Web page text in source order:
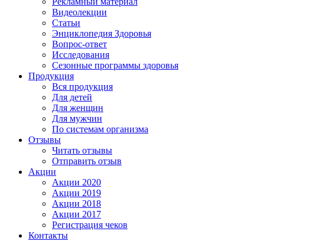
Видеолекции
Статьи
Энциклопедия Здоровья
Вопрос-ответ
Исследования
Сезонные программы здоровья
Продукция
Вся продукция
Для детей
Для женщин
Для мужчин
По системам организма
Отзывы
Читать отзывы
Отправить отзыв
Акции
Акции 2020
Акции 2019
Акции 2018
Акции 2017
Регистрация чеков
Контакты